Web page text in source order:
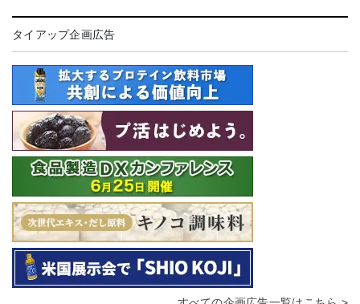
タイアップ企画広告